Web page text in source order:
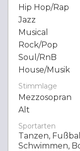
Hip Hop/Rap
Jazz
Musical
Rock/Pop
Soul/RnB
House/Musik
Stimmlage
Mezzosopran
Alt
Sportarten
Tanzen,
Schwimmen,